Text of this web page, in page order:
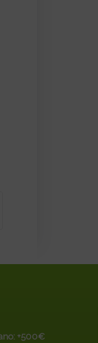
+500€